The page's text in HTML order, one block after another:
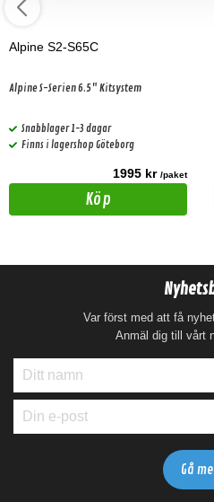
Alpine S2-S65C
Alpine S-Serien 6.5" Kitsystem
Snabblager 1-3 dagar
Finns i lagershop Göteborg
1995 kr /paket
Köp
Var först med att få
Anmäl dig till vårt